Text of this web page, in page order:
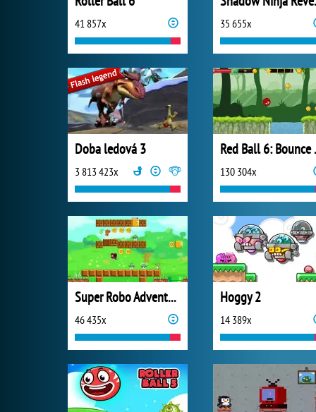
41 857x 35 655x
Doba ledová 3
3 813 423x 130 304x
Super Robo Adventure
46 435x
Hoggy 2
14 389x